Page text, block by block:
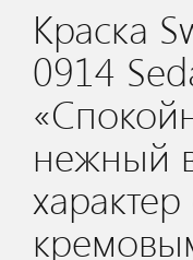
Краска
0914
нежный